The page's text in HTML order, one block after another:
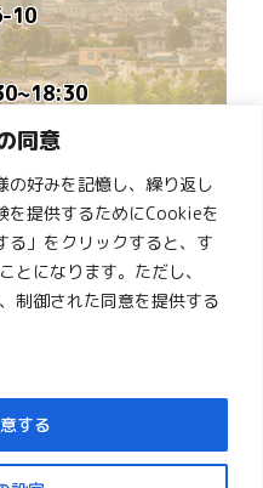
同意
の好みを記憶し、繰り返し
を提供するためにCookieを
る」をクリックすると、す
になります。ただし、
制御された同意を提供する
する
10
作ります
めタウン倉敷１階